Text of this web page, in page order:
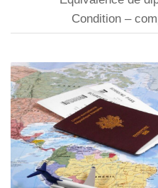
Condition –